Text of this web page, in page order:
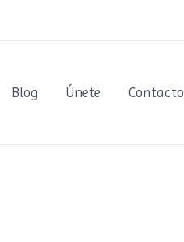
Blog Únete Contacto